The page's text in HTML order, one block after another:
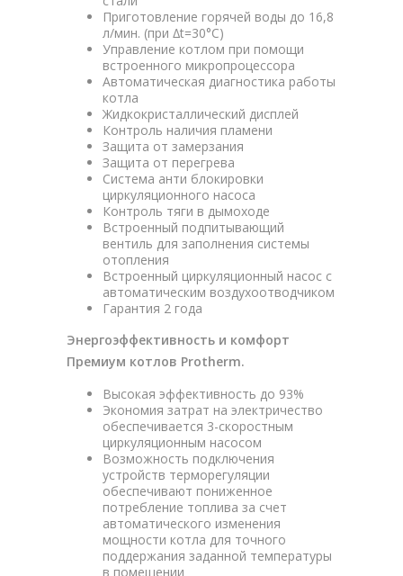
Приготовление горячей воды до 16,8
л/мин. (при ∆t=30°C)
Управление котлом при помощи
встроенного микропроцессора
Автоматическая диагностика работы
котла
Жидкокристаллический дисплей
Контроль наличия пламени
Защита от замерзания
Защита от перегрева
Система анти блокировки
циркуляционного насоса
Контроль тяги в дымоходе
Встроенный подпитывающий
вентиль для заполнения системы
отопления
Встроенный циркуляционный насос с
автоматическим воздухоотводчиком
Гарантия 2 года
Энергоэффективность и комфорт
Премиум котлов Protherm.
Высокая эффективность до 93%
Экономия затрат на электричество
обеспечивается 3-скоростным
циркуляционным насосом
Возможность подключения
устройств терморегуляции
обеспечивают пониженное
потребление топлива за счет
автоматического изменения
мощности котла для точного
поддержания заданной температуры
в помещении